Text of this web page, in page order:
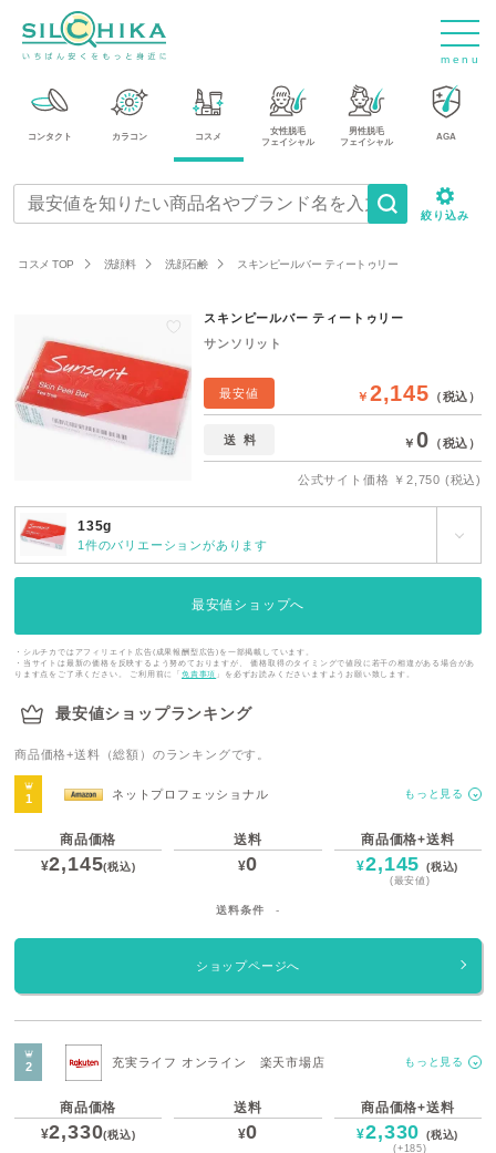
m e n u
コンタクト カラコン コスメ
女性脱毛
フェイシャル
男性脱毛
フェイシャル
AGA
絞り込み
コスメ TOP 洗顔料 洗顔石鹸 スキンピールバー ティートゥリー
スキンピールバー ティートゥリー
サンソリット
最安値 ￥ 2,145 （税込）
送料 ￥ 0 （税込）
公式サイト価格 ￥2,750 (税込)
135g
1件のバリエーションがあります
最安値ショップへ
・シルチカではアフィリエイト広告(成果報酬型広告)を一部掲載しています。
・当サイトは最新の価格を反映するよう努めておりますが、 価格取得のタイミングで値段に若干の相違がある場合があ
ります点をご了承ください。 ご利用前に「免責事項 」を必ずお読みくださいますようお願い致します。
最安値ショップランキング
商品価格+送料（総額）のランキングです。
ネットプロフェッショナル
商品価格+送料
¥2,145 (税込)
(最安値)
商品価格
¥2,145(税込)
送料
¥0
送料条件 -
もっと見る
ショップページへ
充実ライフ オンライン 楽天市場店
商品価格+送料
¥2,330 (税込)
(+185)
商品価格
¥2,330(税込)
送料
¥0
もっと見る